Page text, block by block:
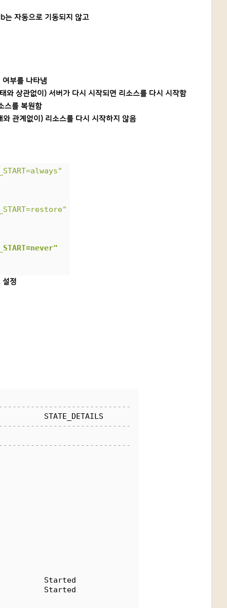
는 자동으로 기동되지 않고
부를 나타냄
와 상관없이) 서버가 다시 시작되면 리소스를 다시 시작함
스를 복원함
관계없이) 리소스를 다시 시작하지 않음
설정
STATE_DETAILS
rac1
rac2
rac1
rac2
rac1
rac2
rac1
rac2
Started
Started